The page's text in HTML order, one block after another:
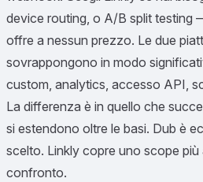
device routing, o A/B split testing
offre a nessun prezzo. Le due
sovrappongono in modo
custom, analytics, accesso API,
La differenza è in quello che
si estendono oltre le basi. Dub è
scelto. Linkly copre uno scope
confronto.